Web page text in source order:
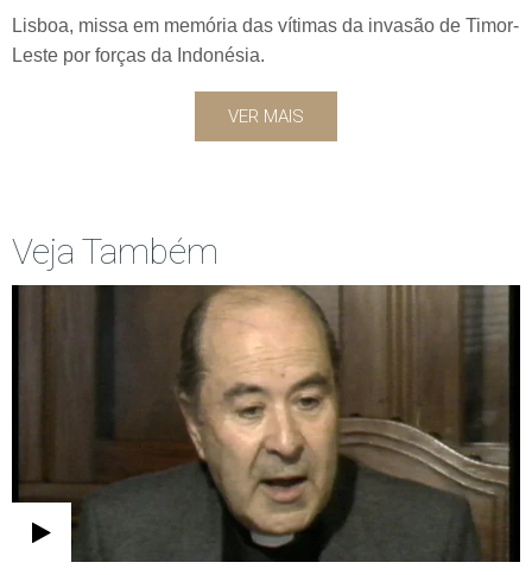
Lisboa, missa em memória das vítimas da invasão de Timor-
Leste por forças da Indonésia.
VER MAIS
Veja Também